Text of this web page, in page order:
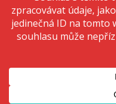
odvolání souhlasu může
Neděle
© 2020 Copyright - KRIŽAN -